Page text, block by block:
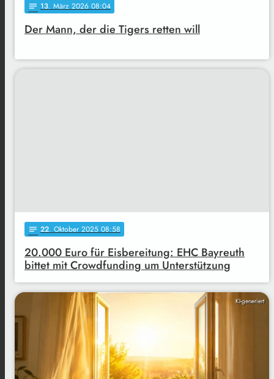
notes 13. März 2026 08:04
Der Mann, der die Tigers retten will
notes 22. Oktober 2025 08:58
20.000 Euro für Eisbereitung: EHC Bayreuth
bittet mit Crowdfunding um Unterstützung
KI-generiert